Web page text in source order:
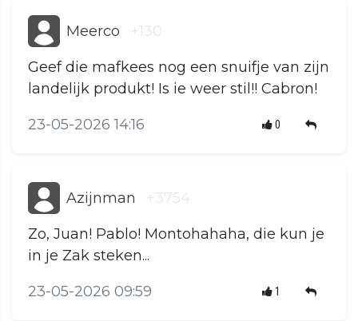
Meerco +130
Geef die mafkees nog een snuifje van zijn
landelijk produkt! Is ie weer stil!! Cabron!
23-05-2026 14:16 0
Azijnman +3754
Zo, Juan! Pablo! Montohahaha, die kun je
in je Zak steken...
23-05-2026 09:59 1